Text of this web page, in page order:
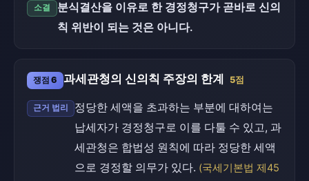
소결
분식결산을 이유로 한 경정청구가 곧바로 신의
칙 위반이 되는 것은 아니다.
쟁점 6 과세관청의 신의칙 주장의 한계 5점
근거 법리
정당한 세액을 초과하는 부분에 대하여는
납세자가 경정청구로 이를 다툴 수 있고, 과
세관청은 합법성 원칙에 따라 정당한 세액
으로 경정할 의무가 있다. (국세기본법 제45